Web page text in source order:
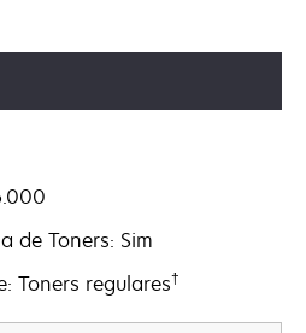
de Toners: Sim
Toners regulares†